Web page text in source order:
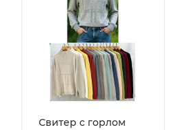
Свитер с горлом